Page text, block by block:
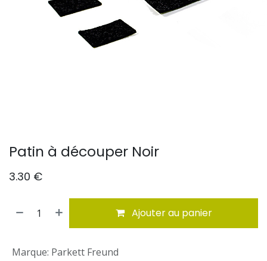
Patin à découper Noir
3.30 €
Ajouter au panier
Marque: Parkett Freund